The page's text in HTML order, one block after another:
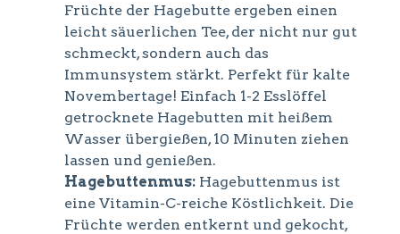
Früchte der Hagebutte ergeben einen
leicht säuerlichen Tee, der nicht nur gut
schmeckt, sondern auch das
Immunsystem stärkt. Perfekt für kalte
Novembertage! Einfach 1-2 Esslöffel
getrocknete Hagebutten mit heißem
Wasser übergießen, 10 Minuten ziehen
lassen und genießen.
Hagebuttenmus: Hagebuttenmus ist
eine Vitamin-C-reiche Köstlichkeit. Die
Früchte werden entkernt und gekocht,